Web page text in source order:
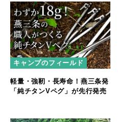
キャンプのフィールド
軽量・強靭・長寿命！燕三条発
「純チタンVペグ」が先行発売